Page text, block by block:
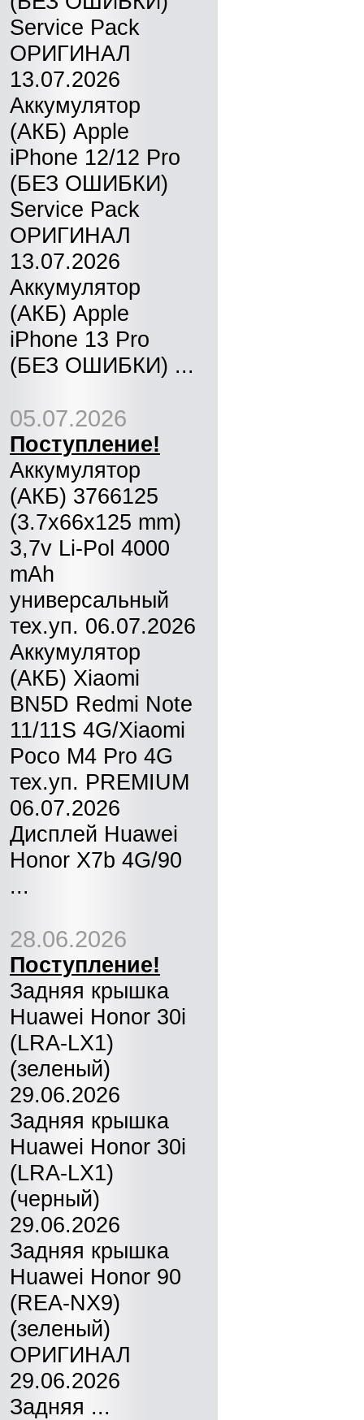
Service Pack
ОРИГИНАЛ
13.07.2026
Аккумулятор
(АКБ) Apple
iPhone 12/12 Pro
(БЕЗ ОШИБКИ)
Service Pack
ОРИГИНАЛ
13.07.2026
Аккумулятор
(АКБ) Apple
iPhone 13 Pro
(БЕЗ ОШИБКИ) ...
05.07.2026
Поступление!
Аккумулятор
(АКБ) 3766125
(3.7x66x125 mm)
3,7v Li-Pol 4000
mAh
универсальный
тех.уп. 06.07.2026
Аккумулятор
(АКБ) Xiaomi
BN5D Redmi Note
11/11S 4G/Xiaomi
Poco M4 Pro 4G
тех.уп. PREMIUM
06.07.2026
Дисплей Huawei
Honor X7b 4G/90
...
28.06.2026
Поступление!
Задняя крышка
Huawei Honor 30i
(LRA-LX1)
(зеленый)
29.06.2026
Задняя крышка
Huawei Honor 30i
(LRA-LX1)
(черный)
29.06.2026
Задняя крышка
Huawei Honor 90
(REA-NX9)
(зеленый)
ОРИГИНАЛ
29.06.2026
Задняя ...